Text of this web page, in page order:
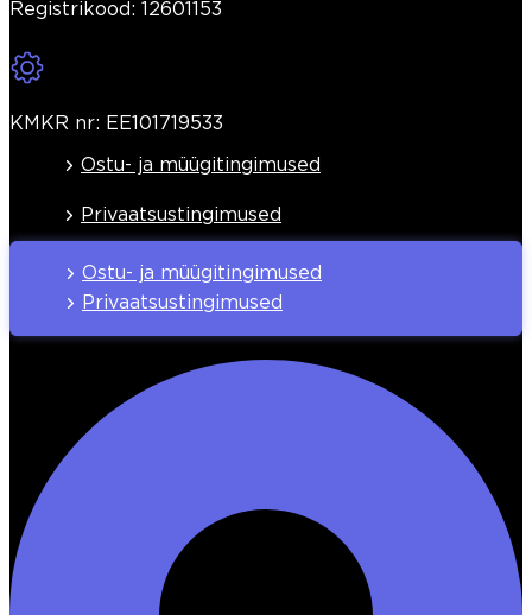
Registrikood: 12601153
KMKR nr: EE101719533
Ostu- ja müügitingimused
Privaatsustingimused
Ostu- ja müügitingimused
Privaatsustingimused